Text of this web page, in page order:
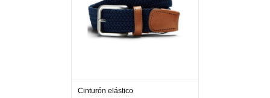
Cinturón elástico